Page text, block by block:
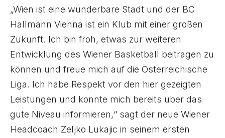
„Wien ist eine wunderbare Stadt und der BC
Hallmann Vienna ist ein Klub mit einer großen
Zukunft. Ich bin froh, etwas zur weiteren
Entwicklung des Wiener Basketball beitragen zu
können und freue mich auf die Österreichische
Liga. Ich habe Respekt vor den hier gezeigten
Leistungen und konnte mich bereits über das
gute Niveau informieren,“ sagt der neue Wiener
Headcoach Zeljko Lukajic in seinem ersten